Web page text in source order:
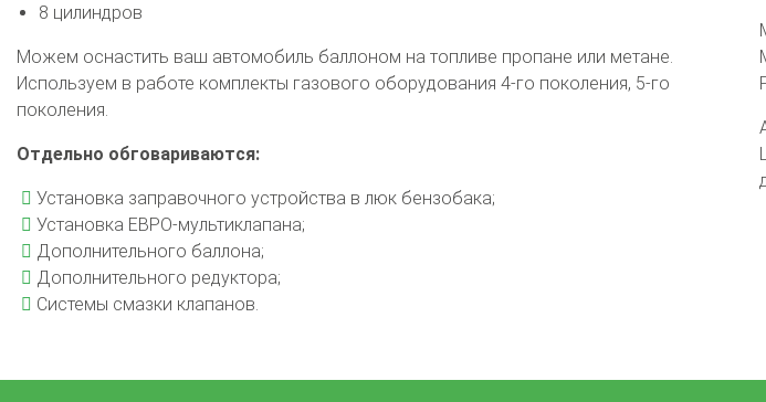
8 цилиндров
Можем оснастить ваш автомобиль баллоном на топливе пропане или метане.
Используем в работе комплекты газового оборудования 4-го поколения, 5-го
поколения.
Отдельно обговариваются:
Установка заправочного устройства в люк бензобака;
Установка ЕВРО-мультиклапана;
Дополнительного баллона;
Дополнительного редуктора;
Системы смазки клапанов.